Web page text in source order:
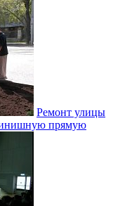
Ремонт улицы
прямую